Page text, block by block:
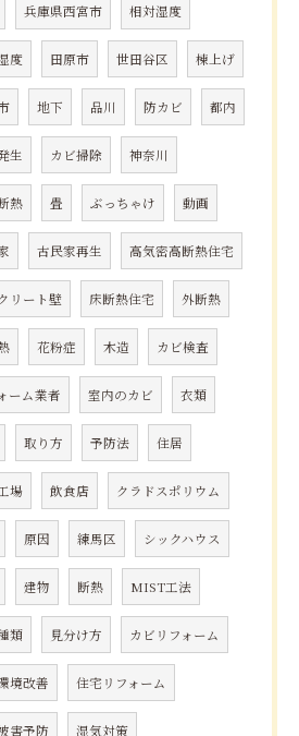
兵庫県西宮市 相対湿度
度 田原市 世田谷区 棟上げ
地下 品川 防カビ 都内
生 カビ掃除 神奈川
熱 畳 ぶっちゃけ 動画
古民家再生 高気密高断熱住宅
リート壁 床断熱住宅 外断熱
花粉症 木造 カビ検査
ーム業者 室内のカビ 衣類
取り方 予防法 住居
場 飲食店 クラドスポリウム
原因 練馬区 シックハウス
建物 断熱 MIST工法
類 見分け方 カビリフォーム
境改善 住宅リフォーム
害予防 湿気対策